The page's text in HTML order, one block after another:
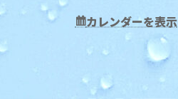
カレンダーを表示